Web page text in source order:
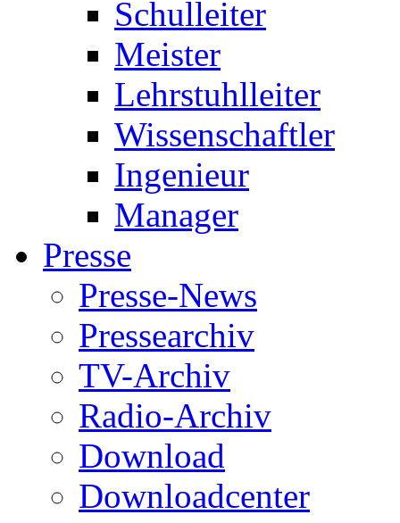
Schulleiter
Meister
Lehrstuhlleiter
Wissenschaftler
Ingenieur
Manager
Presse
Presse-News
Pressearchiv
TV-Archiv
Radio-Archiv
Download
Downloadcenter